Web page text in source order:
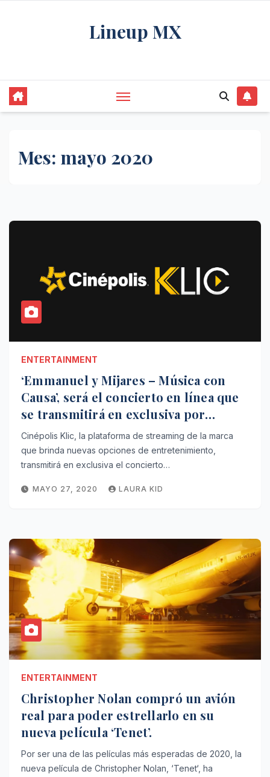
Lineup MX
Mes: mayo 2020
ENTERTAINMENT
‘Emmanuel y Mijares – Música con
Causa’, será el concierto en línea que
se transmitirá en exclusiva por
Cinépolis Klic.
Cinépolis Klic, la plataforma de streaming de la marca
que brinda nuevas opciones de entretenimiento,
transmitirá en exclusiva el concierto…
MAYO 27, 2020 LAURA KID
ENTERTAINMENT
Christopher Nolan compró un avión
real para poder estrellarlo en su
nueva película ‘Tenet’.
Por ser una de las películas más esperadas de 2020, la
nueva película de Christopher Nolan, ‘Tenet‘, ha